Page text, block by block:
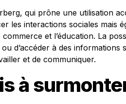
qui prône une utilisation
les interactions sociales mais
et l’éducation. La
d’accéder à des
et de communiquer.
à